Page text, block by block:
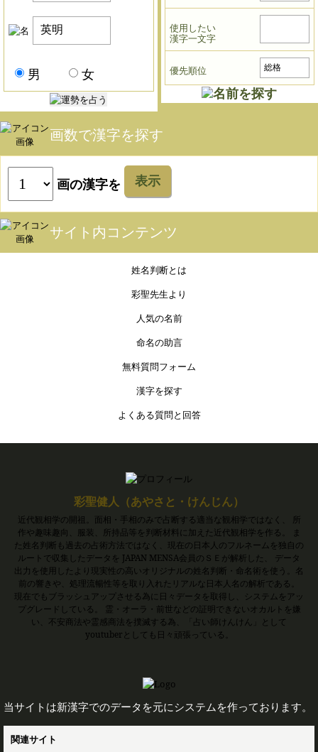
男 女
使用したい
漢字一文字
優先順位
画数で漢字を探す
画の漢字を 表示
サイト内コンテンツ
姓名判断とは
彩聖先生より
人気の名前
命名の助言
無料質問フォーム
漢字を探す
よくある質問と回答
彩聖健人（あやさと・けんじん）
近代観相学の開祖。面相・手相のみで占断する適当な観相学ではなく、 所
作や趣味趣向、服装、所持品等を判断材料に加えた近代観相学を作る。 ま
た姓名判断も過去の占術方法ではなく、現在の日本人のフルネームを独自の
ルートで収集したデータを JAPAN MENSA会員のＳＥが解析した、 データ
出力を使用したより現実性の高いオリジナルの姓名判断・命名術を使う。名
前の響きや、処理流暢性等を取り入れたリアルな日本人名の解析である。
現在でもブラッシュアップさせる為に日々データを取得し、システムをアッ
プグレードしている。 霊・オーラ・前世などの証明できないオカルトを嫌
い、不安商法や霊感商法を撲滅する為、「占い師けんけん」として
youtuberとしても日々頑張っている。
当サイトは新漢字でのデータを元にシステムを作っております。
関連サイト